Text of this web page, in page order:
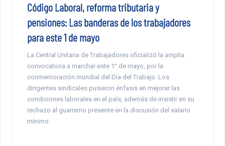
Código Laboral, reforma tributaria y
pensiones: Las banderas de los trabajadores
para este 1 de mayo
La Central Unitaria de Trabajadores oficializó la amplia
convocatoria a marchar este 1° de mayo, por la
conmemoración mundial del Día del Trabajo. Los
dirigentes sindicales pusieron énfasis en mejorar las
condiciones laborales en el país, además de insistir en su
rechazo al guarismo presente en la discusión del salario
mínimo.